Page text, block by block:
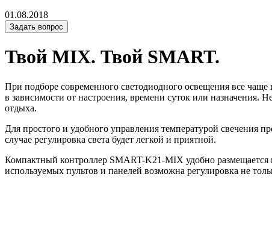
01.08.2018
Задать вопрос
Твой MIX. Твой SMART.
При подборе современного светодиодного освещения все
в зависимости от настроения, времени суток или назначения.
отдыха.
Для простого и удобного управления температурой
случае регулировка света будет легкой и приятной.
Компактный контроллер SMART-K21-MIX удобно
используемых пультов и панелей возможна регулировка не